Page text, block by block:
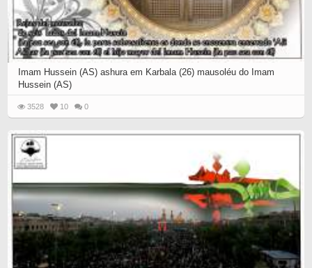
Imam Hussein (AS) ashura em Karbala (26) mausoléu do Imam
Hussein (AS)
3528 10 0